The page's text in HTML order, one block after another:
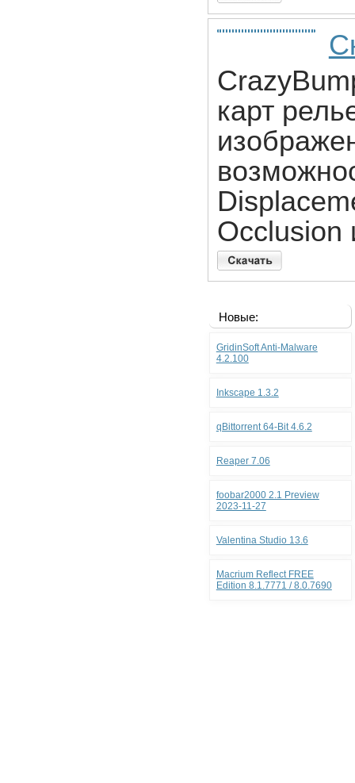
карт
Occlusion
Новые:
GridinSoft Anti-Malware
4.2.100
Inkscape 1.3.2
qBittorrent 64-Bit 4.6.2
Reaper 7.06
foobar2000 2.1 Preview
2023-11-27
Valentina Studio 13.6
Macrium Reflect FREE
Edition 8.1.7771 / 8.0.7690